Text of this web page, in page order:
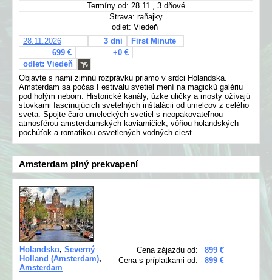
Termíny od: 28.11., 3 dňové
Strava: raňajky
odlet: Viedeň
28.11.2026
3 dni
First Minute
699 €
+0 €
odlet: Viedeň
Objavte s nami zimnú rozprávku priamo v srdci Holandska.
Amsterdam sa počas Festivalu svetiel mení na magickú galériu
pod holým nebom. Historické kanály, úzke uličky a mosty ožívajú
stovkami fascinujúcich svetelných inštalácii od umelcov z celého
sveta. Spojte čaro umeleckých svetiel s neopakovateľnou
atmosférou amsterdamských kaviarničiek, vôňou holandských
pochúťok a romatikou osvetlených vodných ciest.
Amsterdam plný prekvapení
Cena zájazdu od:
899 €
Cena s príplatkami od:
899 €
Holandsko, Severný
Holland (Amsterdam),
Amsterdam